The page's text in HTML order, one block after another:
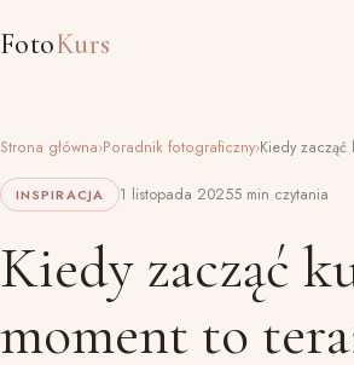
FotoKurs
Strona główna›Poradnik fotograficzny›Kiedy
INSPIRACJA 1 listopada 20255 min czytania
Kiedy zacząć
moment to